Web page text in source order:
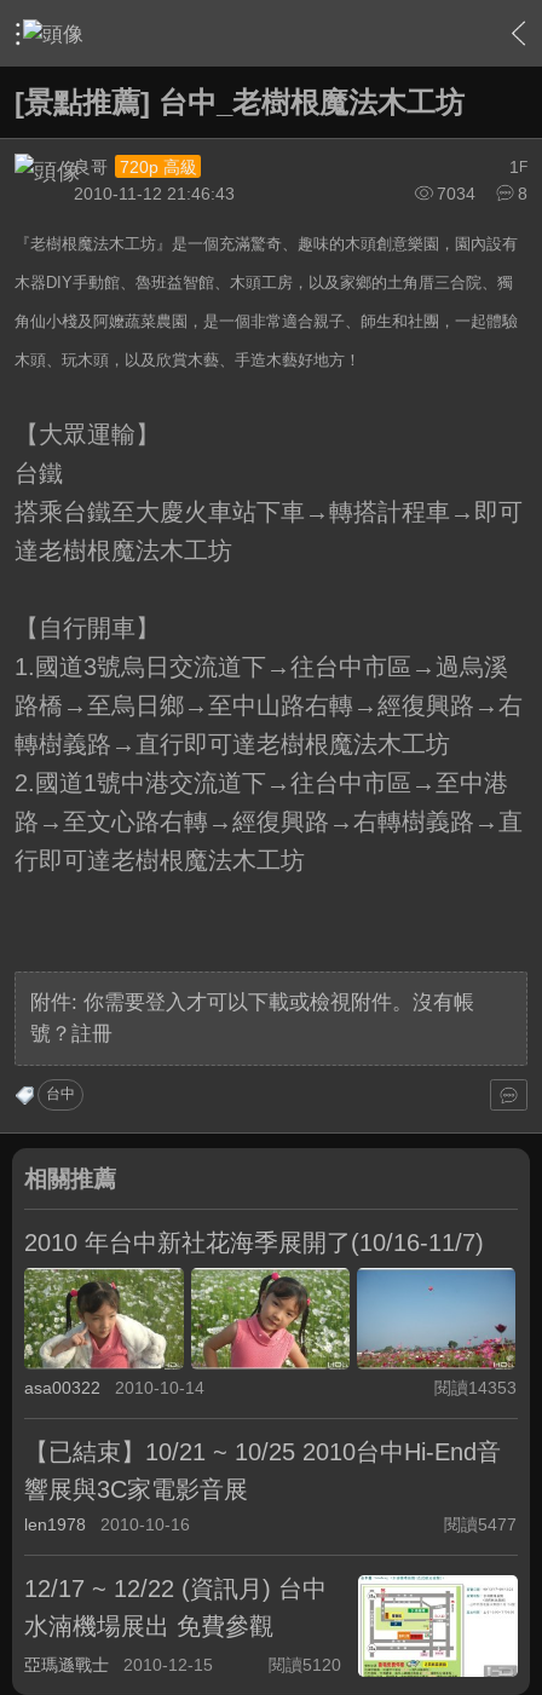
› 影片創作區 › 影片創作綜合討論 › 內容
[景點推薦] 台中_老樹根魔法木工坊
1 F
良哥
720p 高級
7034
8
2010-11-12 21:46:43
『老樹根魔法木工坊』是一個充滿驚奇、趣味的木頭創意樂園，園內設有
木器DIY手動館、魯班益智館、木頭工房，以及家鄉的土角厝三合院、獨
角仙小棧及阿嬤蔬菜農園，是一個非常適合親子、師生和社團，一起體驗
木頭、玩木頭，以及欣賞木藝、手造木藝好地方！
【大眾運輸】
台鐵
搭乘台鐵至大慶火車站下車→轉搭計程車→即可
達老樹根魔法木工坊
【自行開車】
1.國道3號烏日交流道下→往台中市區→過烏溪
路橋→至烏日鄉→至中山路右轉→經復興路→右
轉樹義路→直行即可達老樹根魔法木工坊
2.國道1號中港交流道下→往台中市區→至中港
路→至文心路右轉→經復興路→右轉樹義路→直
行即可達老樹根魔法木工坊
附件: 你需要登入 才可以下載或檢視附件。沒有帳
號？ 註冊
台中
相關推薦
2010 年台中新社花海季展開了(10/16-11/7)
asa00322 2010-10-14 閱讀14353
【已結束】10/21 ~ 10/25 2010台中Hi-End音
響展與3C家電影音展
len1978 2010-10-16 閱讀5477
12/17 ~ 12/22 (資訊月) 台中
水湳機場展出 免費參觀
亞瑪遜戰士 2010-12-15 閱讀5120